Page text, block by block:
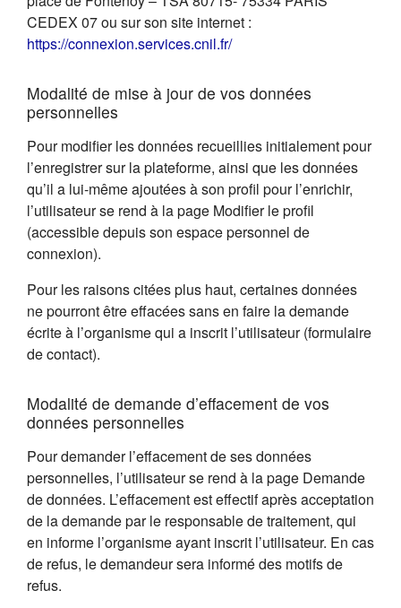
CEDEX 07 ou sur son site internet :
https://connexion.services.cnil.fr/(s'ouvre dans un nouvel
Modalité de mise à jour de vos données
personnelles
Pour modifier les données recueillies initialement pour
l’enregistrer sur la plateforme, ainsi que les données
qu’il a lui-même ajoutées à son profil pour l’enrichir,
l’utilisateur se rend à la page Modifier le profil
(accessible depuis son espace personnel de
connexion).
Pour les raisons citées plus haut, certaines données
ne pourront être effacées sans en faire la demande
écrite à l’organisme qui a inscrit l’utilisateur (formulaire
de contact).
Modalité de demande d’effacement de vos
données personnelles
Pour demander l’effacement de ses données
personnelles, l’utilisateur se rend à la page Demande
de données. L’effacement est effectif après acceptation
de la demande par le responsable de traitement, qui
en informe l’organisme ayant inscrit l’utilisateur. En cas
de refus, le demandeur sera informé des motifs de
refus.